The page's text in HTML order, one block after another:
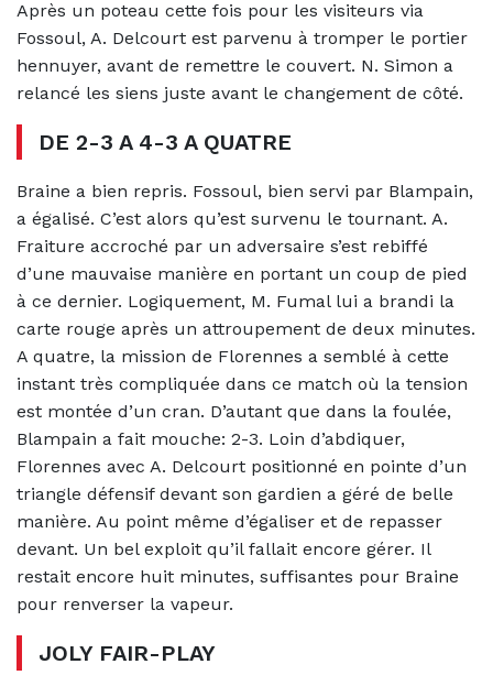
Après un poteau cette fois pour les visiteurs via
Fossoul, A. Delcourt est parvenu à tromper le portier
hennuyer, avant de remettre le couvert. N. Simon a
relancé les siens juste avant le changement de côté.
DE 2-3 A 4-3 A QUATRE
Braine a bien repris. Fossoul, bien servi par Blampain,
a égalisé. C’est alors qu’est survenu le tournant. A.
Fraiture accroché par un adversaire s’est rebiffé
d’une mauvaise manière en portant un coup de pied
à ce dernier. Logiquement, M. Fumal lui a brandi la
carte rouge après un attroupement de deux minutes.
A quatre, la mission de Florennes a semblé à cette
instant très compliquée dans ce match où la tension
est montée d’un cran. D’autant que dans la foulée,
Blampain a fait mouche: 2-3. Loin d’abdiquer,
Florennes avec A. Delcourt positionné en pointe d’un
triangle défensif devant son gardien a géré de belle
manière. Au point même d’égaliser et de repasser
devant. Un bel exploit qu’il fallait encore gérer. Il
restait encore huit minutes, suffisantes pour Braine
pour renverser la vapeur.
JOLY FAIR-PLAY